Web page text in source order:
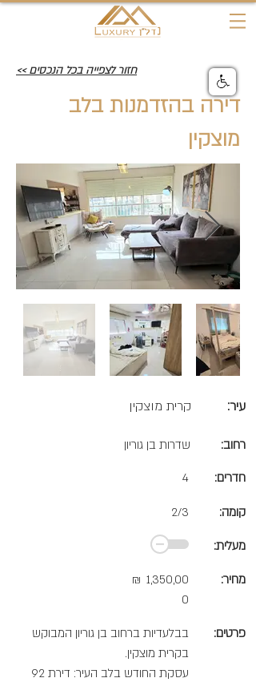
חזור לצפייה בכל הנכסים >>
דירה בהזדמנות בלב
מוצקין
קרית מוצקין עיר:
שדרות בן גוריון רחוב:
4 חדרים:
2/3 קומה:
מעלית:
₪ 1,350,00
0
מחיר:
בבלעדיות ברחוב בן גוריון המבוקש
בקרית מוצקין.
עסקת החודש בלב העיר: דירת 92
פרטים: